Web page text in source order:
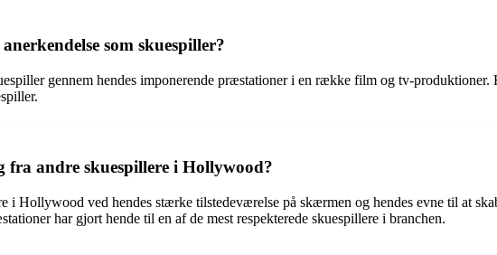
som skuespiller?
gennem hendes imponerende præstationer i en række film og tv-
fra andre skuespillere i Hollywood?
i Hollywood ved hendes stærke tilstedeværelse på skærmen og hendes evne til at
har gjort hende til en af de mest respekterede skuespillere i branchen.